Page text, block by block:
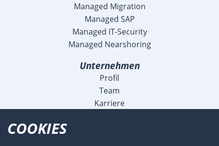
Managed Migration
Managed SAP
Managed IT-Security
Managed Nearshoring
Unternehmen
Profil
Team
Karriere
COOKIES